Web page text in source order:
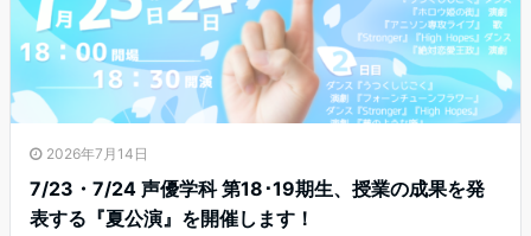
2026年7月14日
7/23・7/24 声優学科 第18･19期生、授業の成果を発
表する『夏公演』を開催します！